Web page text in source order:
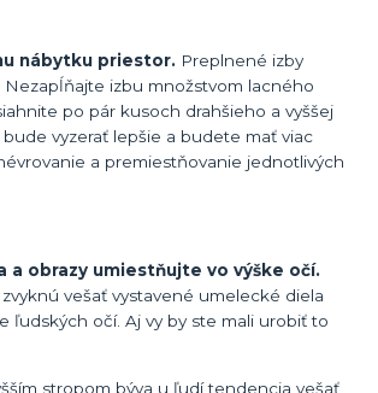
nábytku priestor. Preplnené izby
izbu množstvom lacného
po pár kusoch drahšieho a vyššej
bude vyzerať lepšie a budete mať viac
a premiestňovanie jednotlivých
a obrazy umiestňujte vo výške očí.
vešať vystavené umelecké diela
ľudských očí. Aj vy by ste mali urobiť to
stropom býva u ľudí tendencia vešať